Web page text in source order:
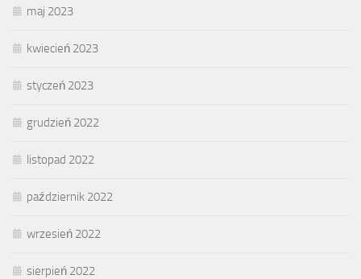
maj 2023
kwiecień 2023
styczeń 2023
grudzień 2022
listopad 2022
październik 2022
wrzesień 2022
sierpień 2022